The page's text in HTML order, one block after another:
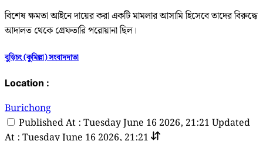
বিশেষ ক্ষমতা আইনে দায়ের করা একটি মামলার আসামি হিসেবে তাদের বিরুদ্ধে
আদালত থেকে গ্রেফতারি পরোয়ানা ছিল।
বুড়িচং (কুমিল্লা) সংবাদদাতা
Location :
Burichong
Published At : Tuesday June 16 2026, 21:21 Updated
At : Tuesday June 16 2026, 21:21